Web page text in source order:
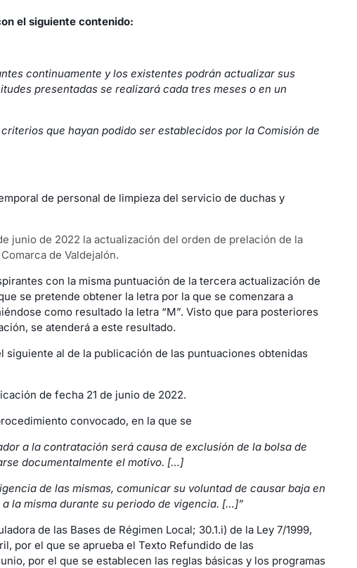
el siguiente contenido:
continuamente y los existentes podrán actualizar sus
presentadas se realizará cada tres meses o en un
que hayan podido ser establecidos por la Comisión de
de personal de limpieza del servicio de duchas y
junio de 2022 la actualización del orden de prelación de la
de Valdejalón.
con la misma puntuación de la tercera actualización de
se pretende obtener la letra por la que se comenzara a
como resultado la letra “M”. Visto que para posteriores
se atenderá a este resultado.
al de la publicación de las puntuaciones obtenidas
de fecha 21 de junio de 2022.
convocado, en la que se
a la contratación será causa de exclusión de la bolsa de
documentalmente el motivo. […]
de las mismas, comunicar su voluntad de causar baja en
la misma durante su periodo de vigencia. […]”
de las Bases de Régimen Local; 30.1.i) de la Ley 7/1999,
por el que se aprueba el Texto Refundido de las
por el que se establecen las reglas básicas y los programas